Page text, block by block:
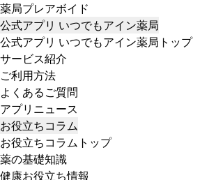
薬局プレアボイド
公式アプリ いつでもアイン薬局
公式アプリ いつでもアイン薬局トップ
サービス紹介
ご利用方法
よくあるご質問
アプリニュース
お役立ちコラム
お役立ちコラムトップ
薬の基礎知識
健康お役立ち情報